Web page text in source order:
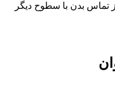
تماس بدن با سطوح دیگر